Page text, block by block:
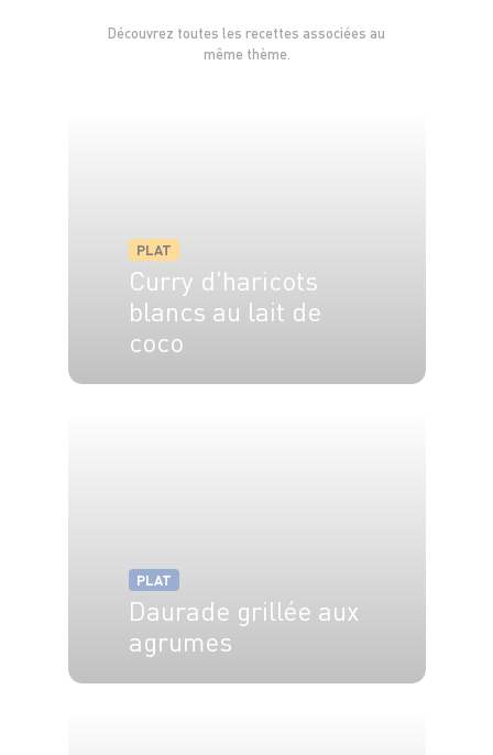
Découvrez toutes les recettes associées au
même thème.
PLAT
Curry d'haricots
blancs au lait de
coco
PLAT
Daurade grillée aux
agrumes